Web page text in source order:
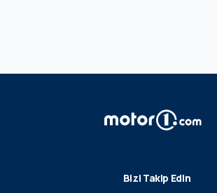
Bizi Takip Edin